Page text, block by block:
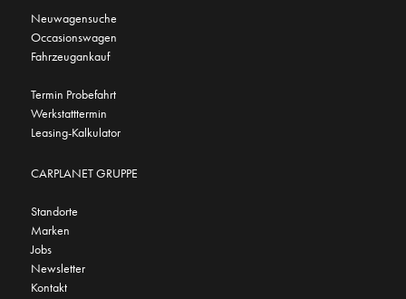
Neuwagensuche
Occasionswagen
Fahrzeugankauf
Termin Probefahrt
Werkstatttermin
Leasing-Kalkulator
CARPLANET GRUPPE
Standorte
Marken
Jobs
Newsletter
Kontakt